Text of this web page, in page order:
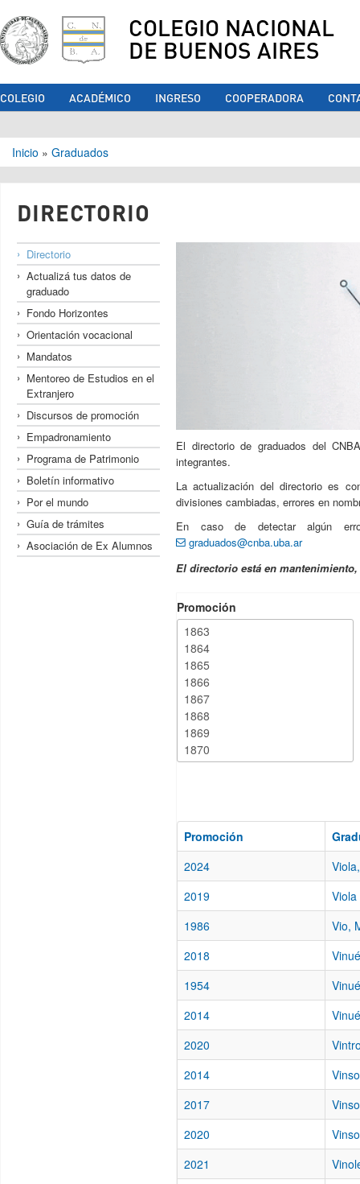
COLEGIO NACIONAL
DE BUENOS AIRES
COLEGIO ACADÉMICO INGRESO COOPERADORA
Se encuentra usted aquí
Inicio » Graduados
DIRECTORIO
Directorio
Actualizá tus datos de
graduado
Fondo Horizontes
Orientación vocacional
Mandatos
Mentoreo de Estudios en el
Extranjero
Discursos de promoción
Empadronamiento
Programa de Patrimonio
Boletín informativo
Por el mundo
Guía de trámites
Asociación de Ex Alumnos
El directorio de graduados del
integrantes.
La actualización del directorio es
divisiones cambiadas, errores en
En caso de detectar algún
graduados@cnba.uba.ar
El directorio está en
Promoción
Promoción
2024
2019
1986
Vio,
2018
1954
2014
2020
2014
2017
2020
2021